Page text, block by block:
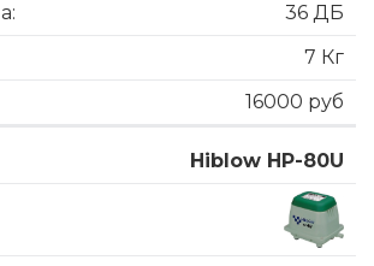
36 ДБ
7 Кг
16000 руб
Hiblow HP-80U